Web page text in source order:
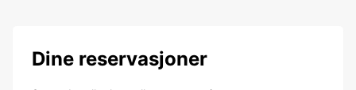
Dine reservasjoner